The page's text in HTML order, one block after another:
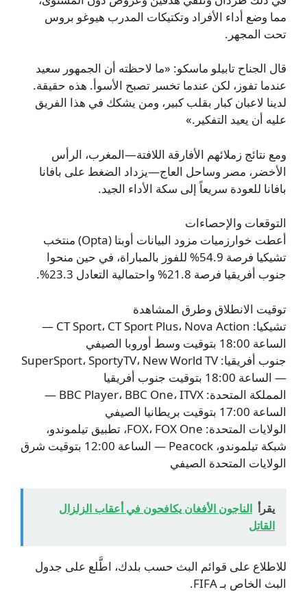
مما وضع أداء الأفراد وتكتيكات المدرب هيوغو بروس
تحت المجهر.
قال الجناح تابيلو ماسكو: «ما لاحظته أن الجمهور سعيد
عندما تفوز، لكن عندما تخسر تصبح الأسوأ. هذه حقيقة.
لدينا لاعبان كبار بقلب كبير، ومن يشكك في هذا الفريق
عليه أن يعيد التفكير.»
ومع نتائج زملائهم الأفارقة اللافتة—المغرب، الرأس
الأخضر، مصر وساحل العاج—يزداد الضغط على بافانا
بافانا للعودة سريعاً إلى سكة الأداء الجيد.
التوقعات والإحصاءات
أعطت خوارزميات مزود البيانات أوبتا (Opta) منتخب
تشيكيا فرصة 54.9% للفوز بالمباراة، في حين منحوا
جنوب أفريقيا فرصة 21.8% واحتمالية التعادل 23.3%.
توقيت الانطلاق وطرق المشاهدة
تشيكيا: CT Sport، CT Sport Plus، Nova Action —
الساعة 18:00 بتوقيت وسط أوروبا الصيفي
جنوب أفريقيا: SuperSport، SportyTV، New World TV
— الساعة 18:00 بتوقيت جنوب أفريقيا
المملكة المتحدة: BBC Player، BBC One، ITVX —
الساعة 17:00 بتوقيت بريطانيا الصيفي
الولايات المتحدة: FOX، FOX One، تطبيق تيلموندو،
شبكة تيلموندو، Peacock — الساعة 12:00 بتوقيت شرق
الولايات المتحدة الصيفي
يقرأ الناجون الأفغان يكافحون في أعقاب الزلزال
القاتل
للاطلاع على قوائم البث حسب بلدك، اطَّلع على جدول
البث الخاص بـ FIFA.